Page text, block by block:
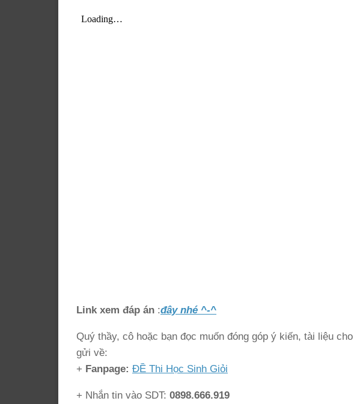
Link xem đáp án :đây nhé ^-^
Quý thầy, cô hoặc bạn đọc muốn đóng góp ý kiến, tài liệu
gửi về:
+ Fanpage: ĐỀ Thi Học Sinh Giỏi
+ Nhắn tin vào SDT: 0898.666.919